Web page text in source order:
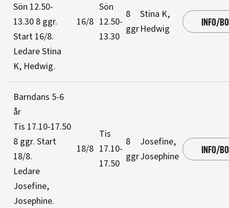
Sön 12.50-
13.30 8 ggr.
Start 16/8.
Ledare Stina
K, Hedwig.
16/8
Sön
12.50-
13.30
8
ggr
Stina K,
Hedwig
INFO/
Barndans 5-6
år
Tis 17.10-17.50
8 ggr. Start
18/8.
Ledare
Josefine,
Josephine.
18/8
Tis
17.10-
17.50
8
ggr
Josefine,
Josephine
INFO/